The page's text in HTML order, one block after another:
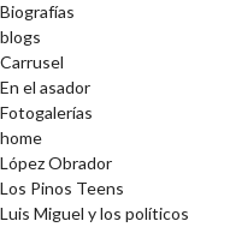
Biografías
blogs
Carrusel
En el asador
Fotogalerías
home
López Obrador
Los Pinos Teens
Luis Miguel y los políticos